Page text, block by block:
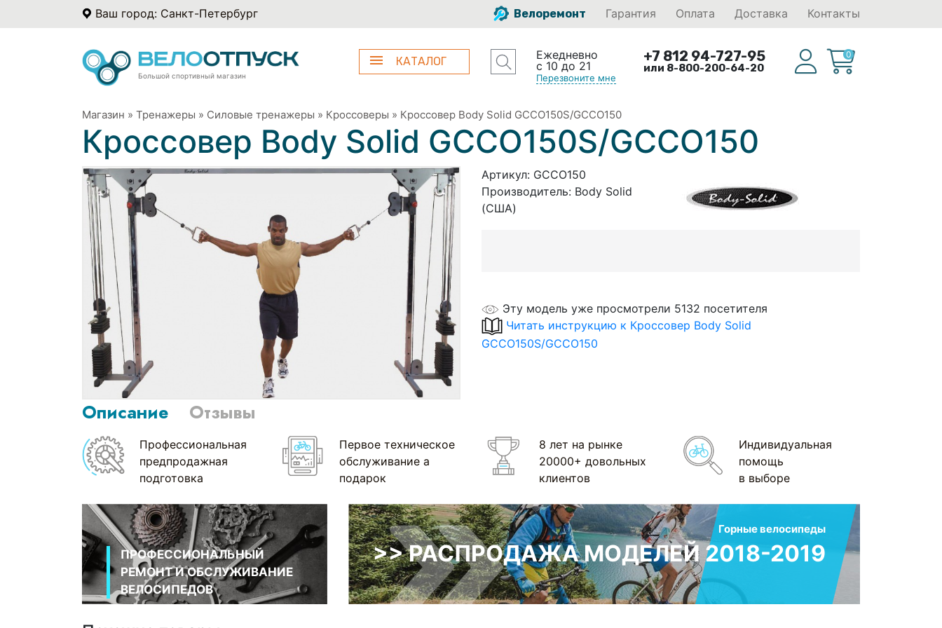
Ваш город: Санкт-Петербург Велоремонт Гарантия Оплата Доставка Контакты
Большой спортивный магазин
КАТАЛОГ
Ежедневно
с 10 до 21
Перезвоните мне
+7 812 94-727-95
или 8-800-200-64-20
0
Магазин » Тренажеры » Силовые тренажеры » Кроссоверы » Кроссовер Body Solid GCCO150S/GCCO150
Кроссовер Body Solid GCCO150S/GCCO150
Артикул: GCCO150
Производитель: Body Solid
(США)
Эту модель уже просмотрели 5132 посетителя
Читать инструкцию к Кроссовер Body Solid
GCCO150S/GCCO150
Описание Отзывы
Профессиональная
предпродажная
подготовка
Первое техническое
обслуживание а
подарок
8 лет на рынке
20000+ довольных
клиентов
Индивидуальная
помощь
в выборе
ПРОФЕССИОНАЛЬНЫЙ
РЕМОНТ И ОБСЛУЖИВАНИЕ
ВЕЛОСИПЕДОВ
Горные велосипеды
>> РАСПРОДАЖА МОДЕЛЕЙ 2018-2019